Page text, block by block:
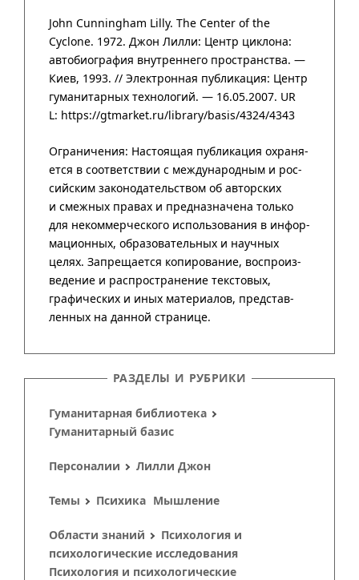
John Cunningham Lilly. The Center of the
Cyclone. 1972. Джон Лилли: Центр циклона:
автобиография внутреннего пространства. —
Киев, 1993. // Элект­рон­ная публи­ка­ция: Центр
гума­нитар­ных техно­логий. — 16.05.2007. UR
L: https://gtmarket.ru/library/basis/4324/4343
РАЗДЕЛЫ И РУБРИКИ
Гуманитарная библиотека
Гуманитарный базис
Персоналии Лилли Джон
Темы Психика Мышление
Области знаний
Психология и
психологические исследования
Психология и психологические